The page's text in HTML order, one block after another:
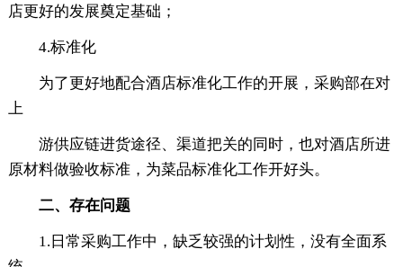
店更好的发展奠定基础；
4.标准化
为了更好地配合酒店标准化工作的开展，采购部在对
上
游供应链进货途径、渠道把关的同时，也对酒店所进
原材料做验收标准，为菜品标准化工作开好头。
二、存在问题
1.日常采购工作中，缺乏较强的计划性，没有全面系